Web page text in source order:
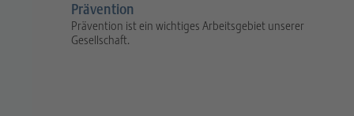
Prävention
Prävention ist ein wichtiges Arbeitsgebiet unserer
Gesellschaft.